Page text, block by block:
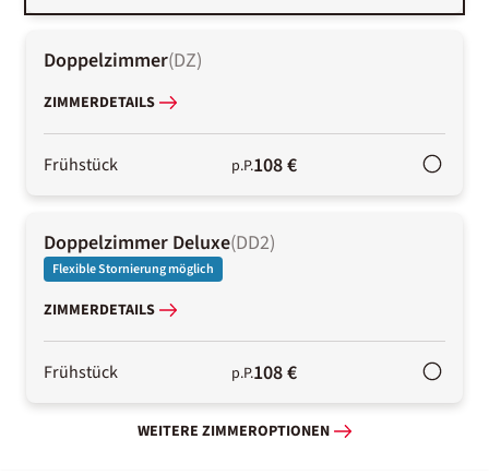
Doppelzimmer(DZ)
ZIMMERDETAILS
Frühstück p.P.108 €
Doppelzimmer Deluxe(DD2)
Flexible Stornierung möglich
ZIMMERDETAILS
Frühstück p.P.108 €
WEITERE ZIMMEROPTIONEN